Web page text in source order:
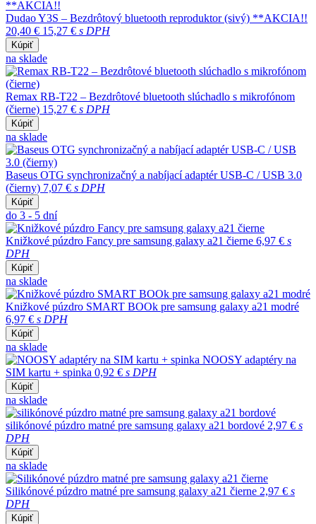
Dudao Y3S – Bezdrôtový bluetooth reproduktor (sivý) **AKCIA!!
20,40 € 15,27 € s DPH
Kúpiť
na sklade
Remax RB-T22 – Bezdrôtové bluetooth slúchadlo s mikrofónom
(čierne) 15,27 € s DPH
Kúpiť
na sklade
Baseus OTG synchronizačný a nabíjací adaptér USB-C / USB 3.0
(čierny) 7,07 € s DPH
Kúpiť
do 3 - 5 dní
Knižkové púzdro Fancy pre samsung galaxy a21 čierne 6,97 € s
DPH
Kúpiť
na sklade
Knižkové púzdro SMART BOOk pre samsung galaxy a21 modré
6,97 € s DPH
Kúpiť
na sklade
NOOSY adaptéry na
SIM kartu + spinka 0,92 € s DPH
Kúpiť
na sklade
silikónové púzdro matné pre samsung galaxy a21 bordové 2,97 € s
DPH
Kúpiť
na sklade
Silikónové púzdro matné pre samsung galaxy a21 čierne 2,97 € s
DPH
Kúpiť